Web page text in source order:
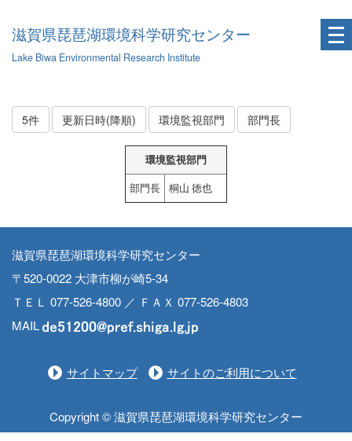
滋賀県琵琶湖環境科学研究センター
Lake Biwa Environmental Research Institute
5件 更新日時(降順) 環境監視部門 部門長
環境監視部門
部門長
桐山 徳也
滋賀県琵琶湖環境科学研究センター
〒520-0022 大津市柳が崎5-34
ＴＥＬ 077-526-4800 ／ ＦＡＸ 077-526-4803
MAIL
サイトマップ サイトのご利用について
Copyright © 滋賀県琵琶湖環境科学研究センター